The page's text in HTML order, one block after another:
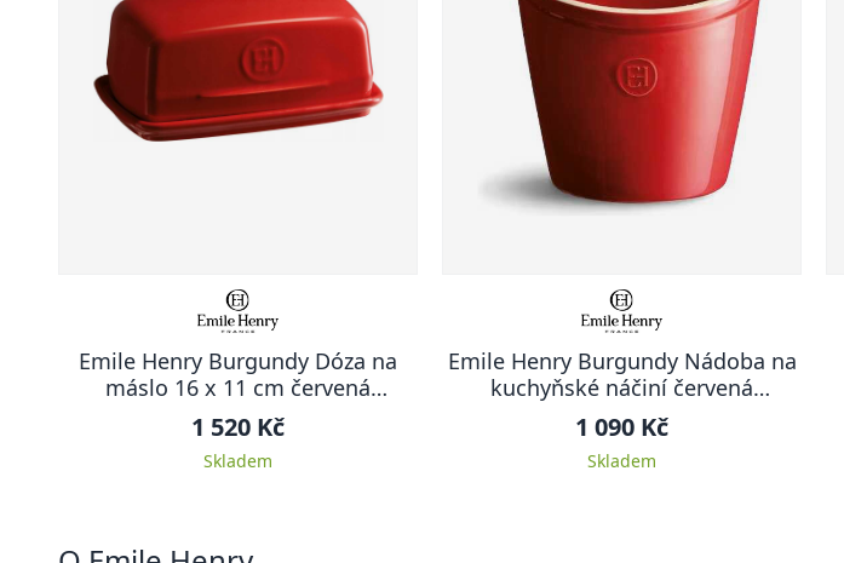
Emile Henry Burgundy Dóza na
máslo 16 x 11 cm červená
Burgundy
1 520 Kč
Skladem
Emile Henry Burgundy Nádoba na
kuchyňské náčiní červená
Burgundy
1 090 Kč
Skladem